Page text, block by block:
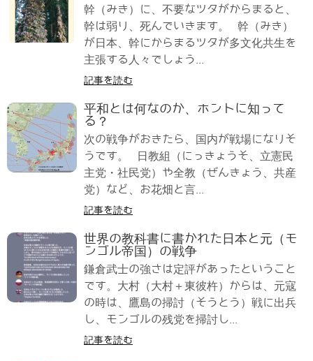
幹（みき）に、不要なツタがからまると、
幹は弱り、死んでいきます。 幹（みき）
が日本、幹にからまるツタが多文化共生を
主張する人々でしょう...
記事を読む
平和とは何なのか、ホントに知って
る？
次の戦争がおきたら、国内が戦場になりそ
うです。 日教組（にっきょうそ、立憲民
主党・社民党）や全教（ぜんきょう、共産
党）など、お花畑と言...
記事を読む
世界の教科書に書かれた日本と元（モ
ンゴル帝国）の戦争
鎌倉武士の強さは定評があったということ
です。大村（大村＋東彼杵）からは、元寇
の時は、鷹島の掃討（そうとう）戦に出兵
し、モンゴルの残党を掃討し...
記事を読む